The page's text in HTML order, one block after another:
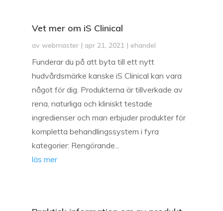
Vet mer om iS Clinical
av webmaster| apr 21, 2021| ehandel
Funderar du på att byta till ett nytt
hudvårdsmärke kanske iS Clinical kan vara
något för dig. Produkterna är tillverkade av
rena, naturliga och kliniskt testade
ingredienser och man erbjuder produkter för
kompletta behandlingssystem i fyra
kategorier: Rengörande...
läs mer